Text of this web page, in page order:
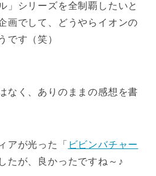
」シリーズを全制覇したいと
画でして、どうやらイオンの
です（笑）
なく、ありのままの感想を書
アが光った「 ビビンバチャー
たが、良かったですね～♪